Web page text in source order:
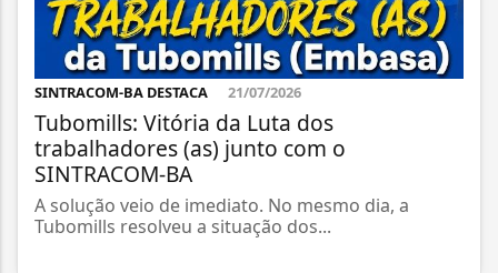
SINTRACOM-BA DESTACA 21/07/2026
Tubomills: Vitória da Luta dos
trabalhadores (as) junto com o
SINTRACOM-BA
A solução veio de imediato. No mesmo dia, a
Tubomills resolveu a situação dos...